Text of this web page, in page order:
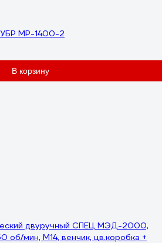
МР-1400-2
В корзину
двуручный СПЕЦ МЭД-2000,
мин, М14, венчик, цв.коробка +